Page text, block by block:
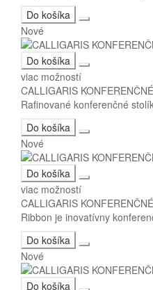
Do košíka
Nové
Do košíka
viac možností
CALLIGARIS
Rafinované konferenčné
Do košíka
Nové
Do košíka
viac možností
CALLIGARIS
Ribbon je inovatívny
Do košíka
Nové
Do košíka